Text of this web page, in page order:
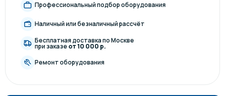
Профессиональный подбор оборудования
Наличный или безналичный рассчёт
Бесплатная доставка по Москве
при заказе от 10 000 р.
Ремонт оборудования